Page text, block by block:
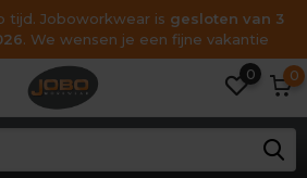
tijd. Joboworkwear is gesloten van 3
. We wensen je een fijne vakantie
0 0